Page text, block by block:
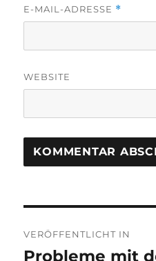
E-MAIL-ADRESSE *
WEBSITE
VERÖFFENTLICHT IN
Probleme mit